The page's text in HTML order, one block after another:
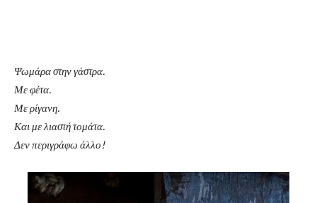
Ψωμάρα στην γάστρα.
Με φέτα.
Με ρίγανη.
Και με λιαστή τομάτα.
Δεν περιγράφω άλλο!